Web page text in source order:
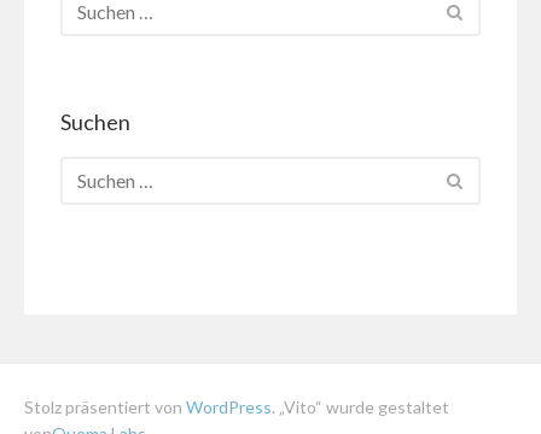
Suchen
Stolz präsentiert von WordPress. „Vito“ wurde gestaltet